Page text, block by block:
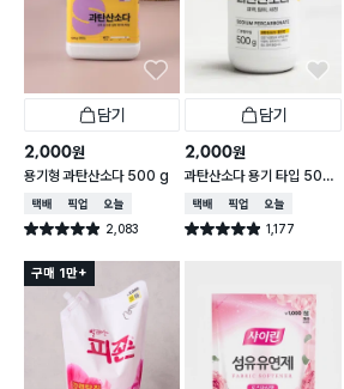
담기
2,000원
용기형 과탄산소다 500 g
택배배송매장픽업오늘배송
별점 4.9점 2,083
건 작성
담기
2,000원
과탄산소다 용기 타입 500
g
택배배송매장픽업오늘배송
별점 4.9점 1,177
건 작성
구매 1만+